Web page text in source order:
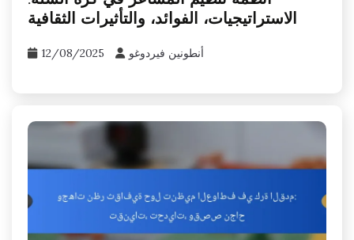
الاستراتيجيات، الفوائد، والتأثيرات الثقافية
12/08/2025 أنطونين فيردوغو